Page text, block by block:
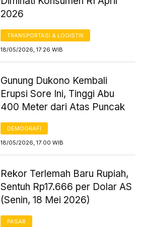
2026
TRANSPORTASI & LOGISTIK
18/05/2026, 17:26 WIB
Gunung Dukono Kembali
Erupsi Sore Ini, Tinggi Abu
400 Meter dari Atas Puncak
DEMOGRAFI
18/05/2026, 17:00 WIB
Rekor Terlemah Baru Rupiah,
Sentuh Rp17.666 per Dolar AS
(Senin, 18 Mei 2026)
PASAR